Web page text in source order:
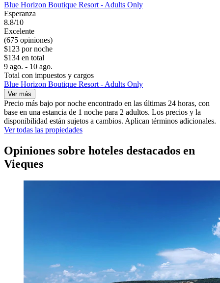
Blue Horizon Boutique Resort - Adults Only
Esperanza
8.8/10
Excelente
(675 opiniones)
$123 por noche
$134 en total
9 ago. - 10 ago.
Total con impuestos y cargos
Blue Horizon Boutique Resort - Adults Only
Ver más
Precio más bajo por noche encontrado en las últimas 24 horas, con
base en una estancia de 1 noche para 2 adultos. Los precios y la
disponibilidad están sujetos a cambios. Aplican términos adicionales.
Ver todas las propiedades
Opiniones sobre hoteles destacados en
Vieques